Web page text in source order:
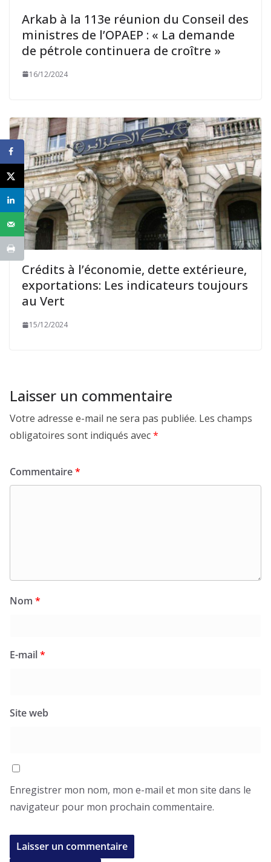
Arkab à la 113e réunion du Conseil des
ministres de l’OPAEP : « La demande
de pétrole continuera de croître »
16/12/2024
Crédits à l’économie, dette extérieure,
exportations: Les indicateurs toujours
au Vert
15/12/2024
Laisser un commentaire
Votre adresse e-mail ne sera pas publiée. Les champs
obligatoires sont indiqués avec*
Commentaire*
Nom *
E-mail*
Site web
Enregistrer mon nom, mon e-mail et mon site dans le
navigateur pour mon prochain commentaire.